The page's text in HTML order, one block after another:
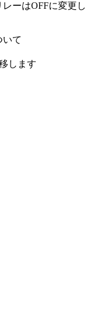
ーはOFFに変更し
いて
します